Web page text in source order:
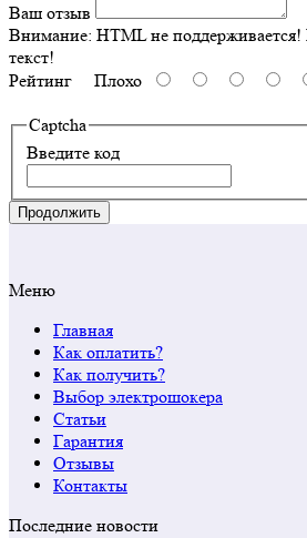
Ваш отзыв
Внимание: HTML не
текст!
Рейтинг Плохо
Captcha
Введите код
Продолжить
Меню
Главная
Как оплатить?
Как получить?
Выбор электрошокера
Статьи
Гарантия
Отзывы
Контакты
Последние новости